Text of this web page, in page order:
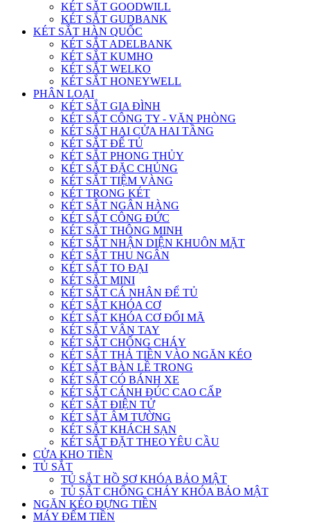
KÉT SẮT GOODWILL
KÉT SẮT GUDBANK
KÉT SẮT HÀN QUỐC
KÉT SẮT ADELBANK
KÉT SẮT KUMHO
KÉT SẮT WELKO
KÉT SẮT HONEYWELL
PHÂN LOẠI
KÉT SẮT GIA ĐÌNH
KÉT SẮT CÔNG TY - VĂN PHÒNG
KÉT SẮT HAI CỬA HAI TẦNG
KÉT SẮT ĐỂ TỦ
KÉT SẮT PHONG THỦY
KÉT SẮT ĐẶC CHỦNG
KÉT SẮT TIỆM VÀNG
KÉT TRONG KÉT
KÉT SẮT NGÂN HÀNG
KÉT SẮT CÔNG ĐỨC
KÉT SẮT THÔNG MINH
KÉT SẮT NHẬN DIỆN KHUÔN MẶT
KÉT SẮT THU NGÂN
KÉT SẮT TO ĐẠI
KÉT SẮT MINI
KÉT SẮT CÁ NHÂN ĐỂ TỦ
KÉT SẮT KHÓA CƠ
KÉT SẮT KHÓA CƠ ĐỔI MÃ
KÉT SẮT VÂN TAY
KÉT SẮT CHỐNG CHÁY
KÉT SẮT THẢ TIỀN VÀO NGĂN KÉO
KÉT SẮT BÀN LỀ TRONG
KÉT SẮT CÓ BÁNH XE
KÉT SẮT CÁNH ĐÚC CAO CẤP
KÉT SẮT ĐIỆN TỬ
KÉT SẮT ÂM TƯỜNG
KÉT SẮT KHÁCH SẠN
KÉT SẮT ĐẶT THEO YÊU CẦU
CỬA KHO TIỀN
TỦ SẮT
TỦ SẮT HỒ SƠ KHÓA BẢO MẬT
TỦ SẮT CHỐNG CHÁY KHÓA BẢO MẬT
NGĂN KÉO ĐỰNG TIỀN
MÁY ĐẾM TIỀN